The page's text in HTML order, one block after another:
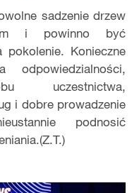
sadzenie drzew
i powinno być
Konieczne
odpowiedzialności,
uczestnictwa,
i dobre prowadzenie
podnosić